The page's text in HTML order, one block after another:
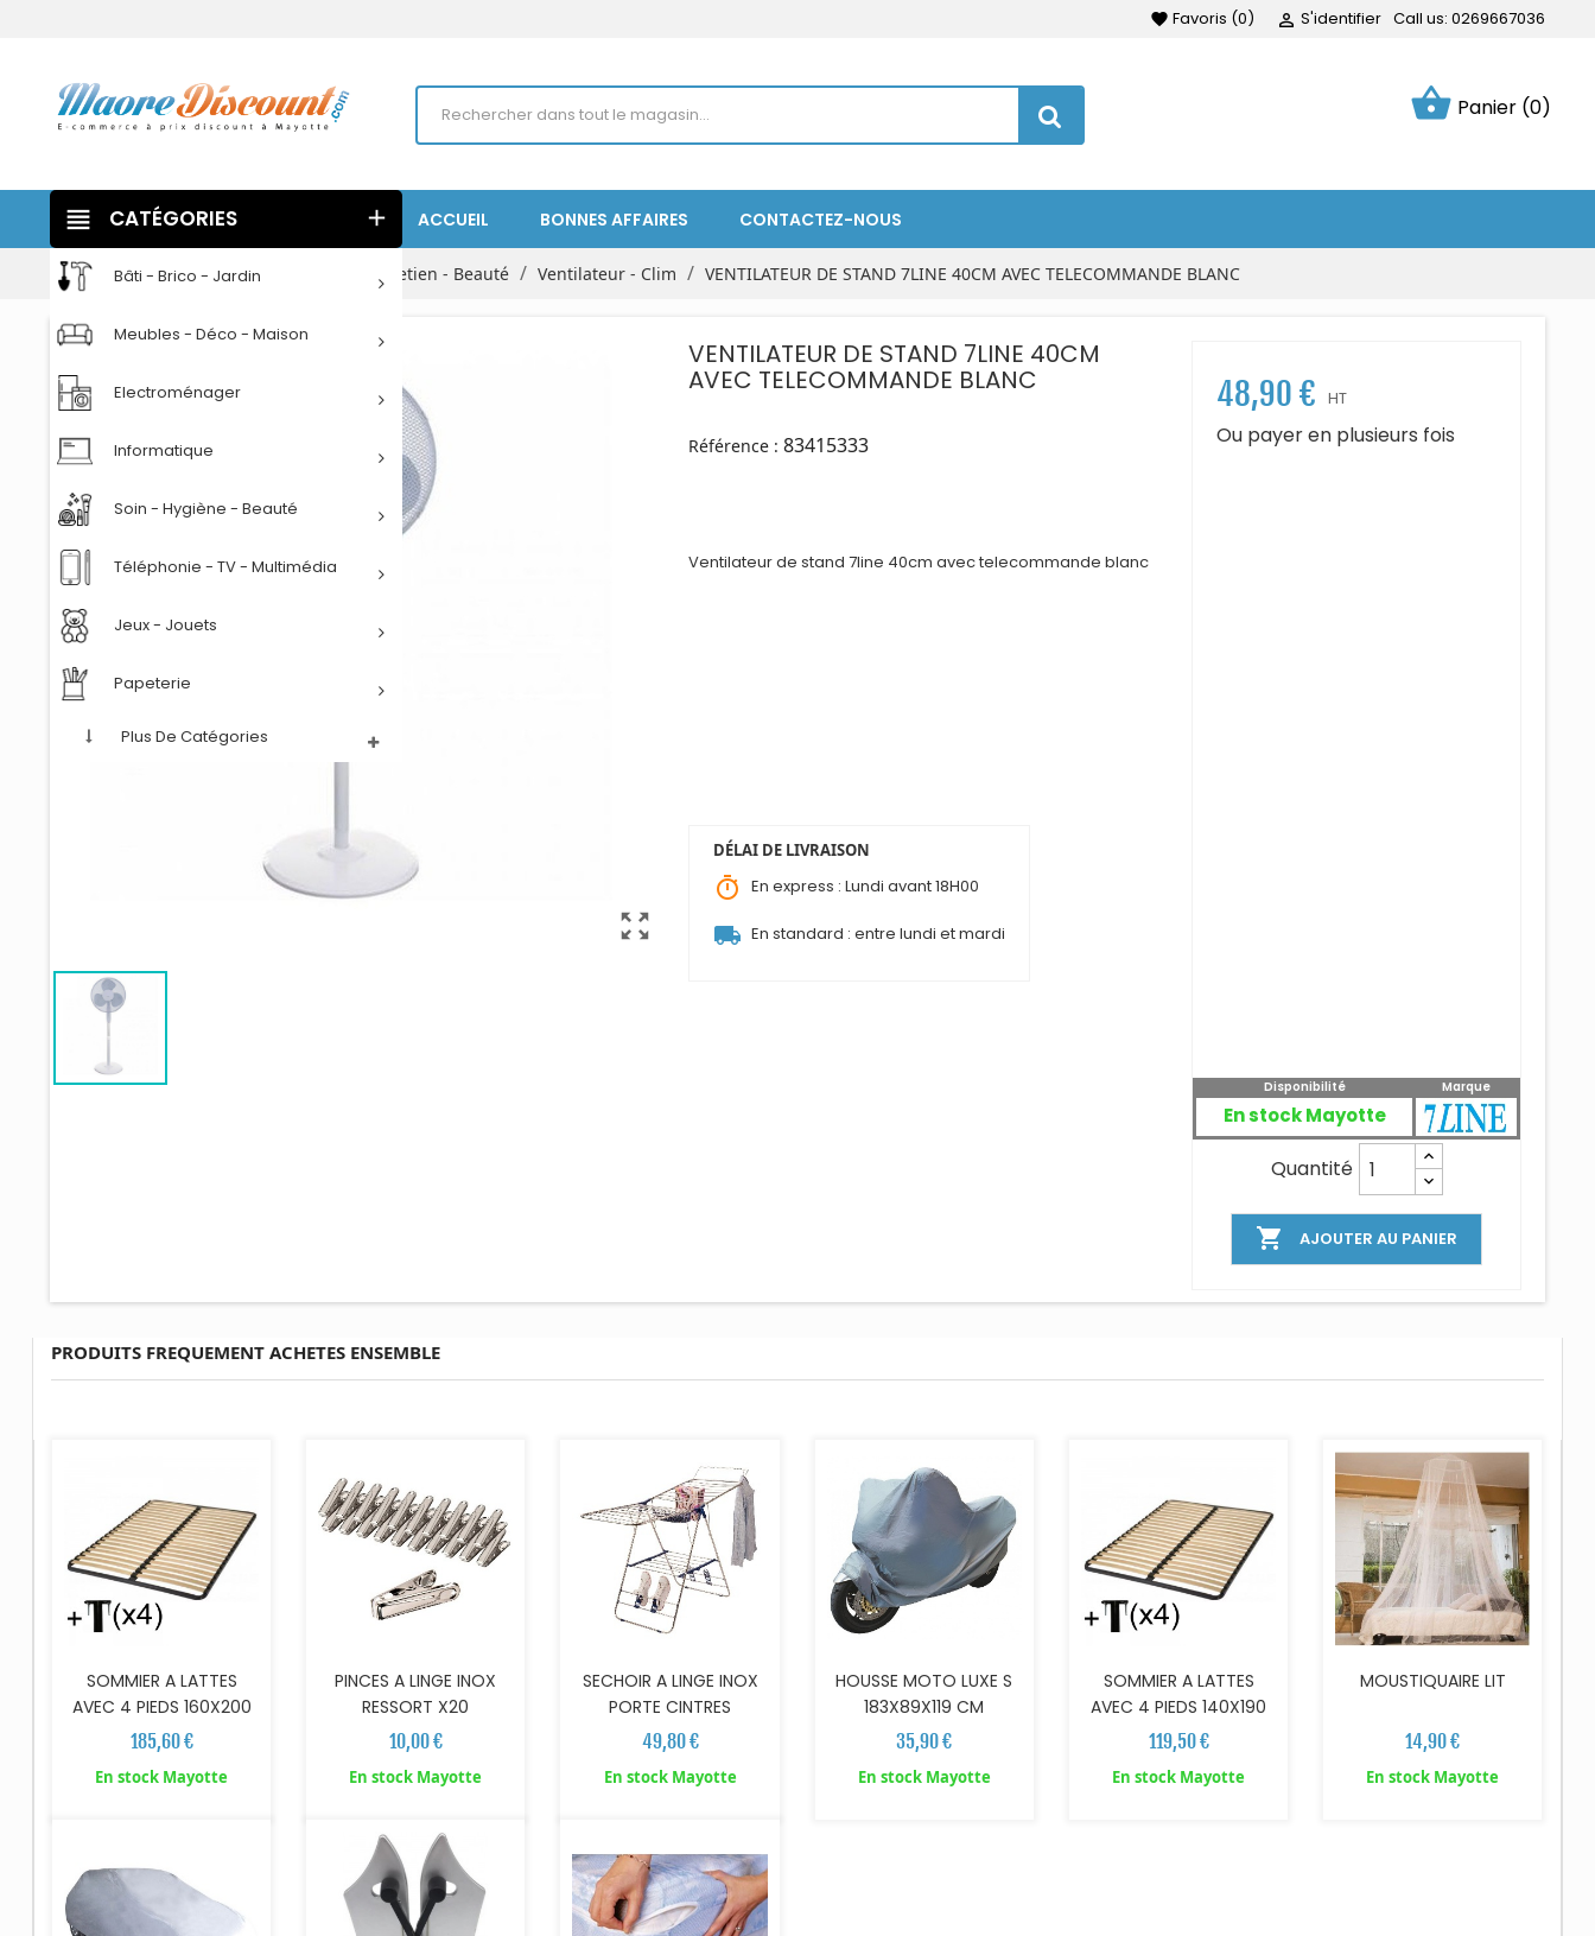
favorite Favoris (0)  S'identifier Call us: 0269667036
shopping_basket Panier (0)
ACCUEIL BONNES AFFAIRES CONTACTEZ-NOUS
view_headline CATÉGORIES add
Bâti - Brico - Jardin
Meubles - Déco - Maison
Electroménager
Informatique
Soin - Hygiène - Beauté
Téléphonie - TV - Multimédia
Jeux - Jouets
Papeterie
Plus De Catégories
Accueil Electroménager Maison - Entretien - Beauté Ventilateur - Clim VENTILATEUR DE STAND 7LINE 40CM AVEC TELECOMMANDE BLANC
zoom_out_map
VENTILATEUR DE STAND 7LINE 40CM
AVEC TELECOMMANDE BLANC
Référence : 83415333
Ventilateur de stand 7line 40cm avec telecommande blanc
DÉLAI DE LIVRAISON
timer En express : Lundi avant 18H00
local_shipping En standard : entre lundi et mardi
48,90 € HT
Ou payer en plusieurs fois
Disponibilité
En stock Mayotte
Marque
Quantité
 AJOUTER AU PANIER
PRODUITS FREQUEMENT ACHETES ENSEMBLE
SOMMIER A LATTES
AVEC 4 PIEDS 160X200
185,60 €
En stock Mayotte
PINCES A LINGE INOX
RESSORT X20
10,00 €
En stock Mayotte
SECHOIR A LINGE INOX
PORTE CINTRES
49,80 €
En stock Mayotte
HOUSSE MOTO LUXE S
183X89X119 CM
35,90 €
En stock Mayotte
SOMMIER A LATTES
AVEC 4 PIEDS 140X190
119,50 €
En stock Mayotte
MOUSTIQUAIRE LIT
14,90 €
En stock Mayotte
AJOUTER AU PANIER AJOUTER AU PANIER AJOUTER AU PANIER